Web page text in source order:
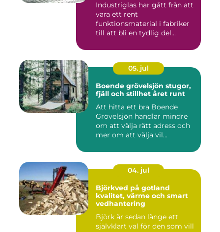
Industriglas har gått från att
vara ett rent
funktionsmaterial i fabriker
till att bli en tydlig del...
05. jul
Boende grövelsjön stugor,
fjäll och stillhet året runt
Att hitta ett bra Boende
Grövelsjön handlar mindre
om att välja rätt adress och
mer om att välja vil...
04. jul
Björkved på gotland
kvalitet, värme och smart
vedhantering
Björk är sedan länge ett
självklart val för den som vill